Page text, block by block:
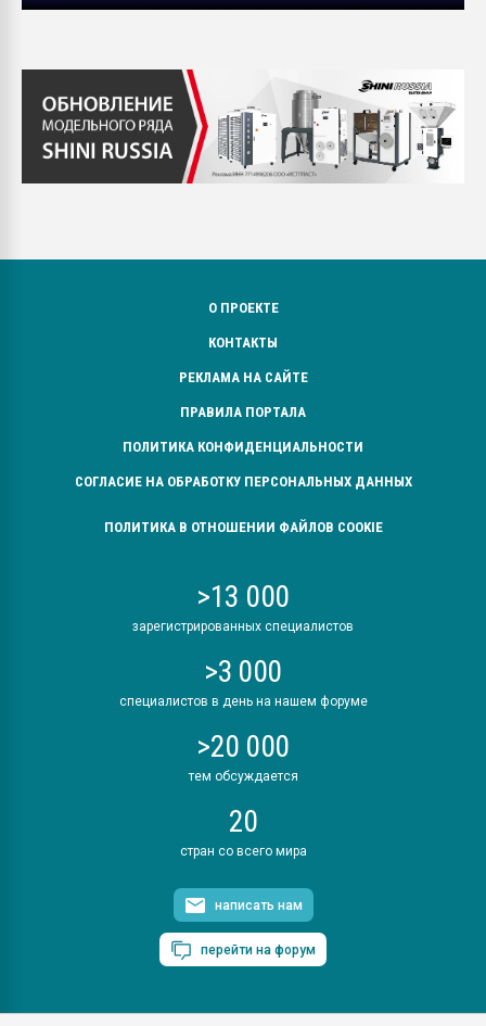
О ПРОЕКТЕ
КОНТАКТЫ
РЕКЛАМА НА САЙТЕ
ПРАВИЛА ПОРТАЛА
ПОЛИТИКА КОНФИДЕНЦИАЛЬНОСТИ
СОГЛАСИЕ НА ОБРАБОТКУ ПЕРСОНАЛЬНЫХ ДАННЫХ
ПОЛИТИКА В ОТНОШЕНИИ ФАЙЛОВ COOKIE
>13 000
зарегистрированных специалистов
>3 000
специалистов в день на нашем форуме
>20 000
тем обсуждается
20
стран со всего мира
написать нам
перейти на форум